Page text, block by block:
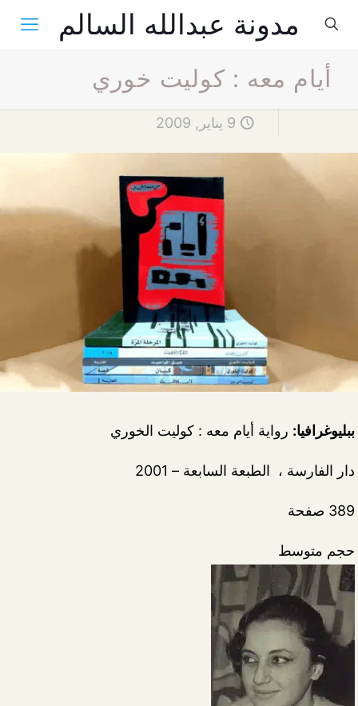
مدونة عبدالله السالم
أيام معه : كوليت خوري
9 يناير, 2009
ببليوغرافيا: رواية أيام معه : كوليت الخوري
دار الفارسة ، الطبعة السابعة – 2001
389 صفحة
حجم متوسط